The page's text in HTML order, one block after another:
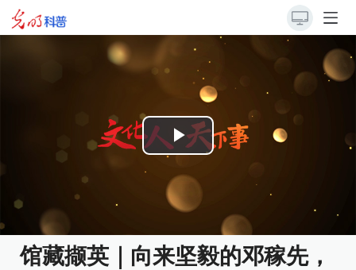
Play
Video
馆藏撷英｜向来坚毅的邓稼先，